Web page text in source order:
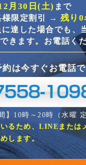
月30日(土) まで
様限定割引 → 残り0
に達した場合でも、
きます。お電話く
約は今すぐお電話で
】10時～20時（水曜 定
るため、LINEまたは
します。